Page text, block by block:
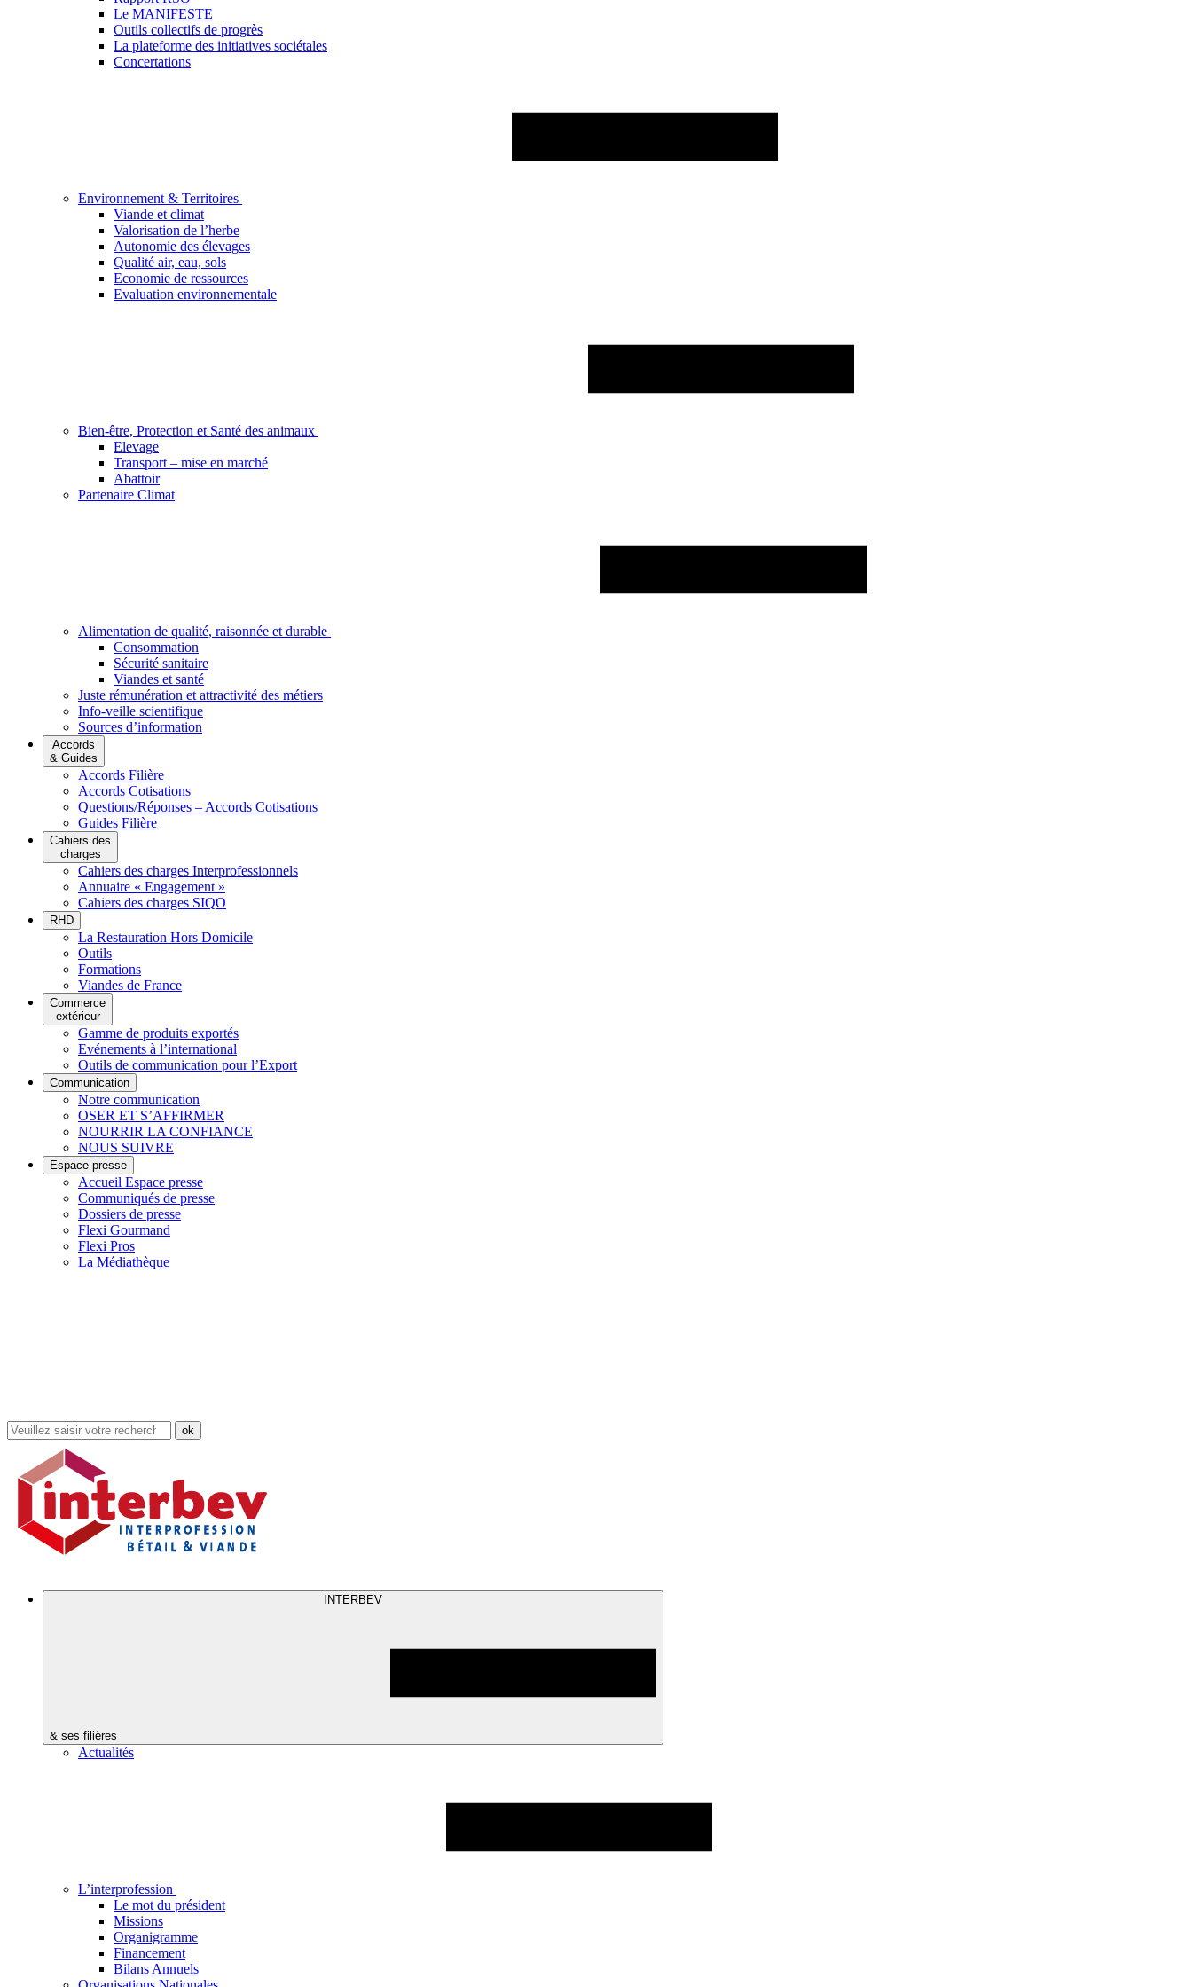
Le MANIFESTE
Outils collectifs de progrès
La plateforme des initiatives sociétales
Concertations
Environnement & Territoires
Viande et climat
Valorisation de l’herbe
Autonomie des élevages
Qualité air, eau, sols
Economie de ressources
Evaluation environnementale
Bien-être, Protection et Santé des animaux
Elevage
Transport – mise en marché
Abattoir
Partenaire Climat
Alimentation de qualité, raisonnée et durable
Consommation
Sécurité sanitaire
Viandes et santé
Juste rémunération et attractivité des métiers
Info-veille scientifique
Sources d’information
Accords
& Guides
Accords Filière
Accords Cotisations
Questions/Réponses – Accords Cotisations
Guides Filière
Cahiers des
charges
Cahiers des charges Interprofessionnels
Annuaire « Engagement »
Cahiers des charges SIQO
RHD
La Restauration Hors Domicile
Outils
Formations
Viandes de France
Commerce
extérieur
Gamme de produits exportés
Evénements à l’international
Outils de communication pour l’Export
Communication
Notre communication
OSER ET S’AFFIRMER
NOURRIR LA CONFIANCE
NOUS SUIVRE
Espace presse
Accueil Espace presse
Communiqués de presse
Dossiers de presse
Flexi Gourmand
Flexi Pros
La Médiathèque
Rechercher
dans
site
INTERBEV
& ses filières
Actualités
L’interprofession
Le mot du président
Missions
Organigramme
Financement
Bilans Annuels